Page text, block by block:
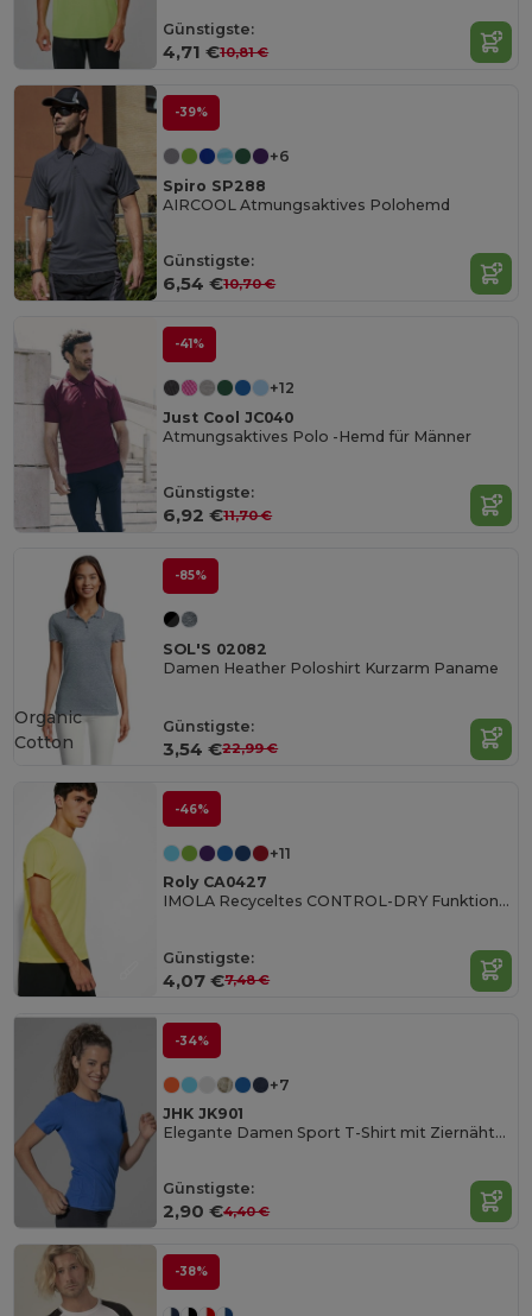
Günstigste:
4,71 €10,81 €
-39%
+6
Spiro SP288
AIRCOOL Atmungsaktives Polohemd
Günstigste:
6,54 €10,70 €
-41%
+12
Just Cool JC040
Atmungsaktives Polo -Hemd für Männer
Günstigste:
6,92 €11,70 €
-85%
SOL'S 02082
Damen Heather Poloshirt Kurzarm Paname
Günstigste:
3,54 €22,99 €
Organic
Cotton
-46%
+11
Roly CA0427
IMOLA Recyceltes CONTROL-DRY Funktionsshirt
Günstigste:
4,07 €7,48 €
-34%
+7
JHK JK901
Elegante Damen Sport T-Shirt mit Ziernähten
Günstigste:
2,90 €4,40 €
-38%